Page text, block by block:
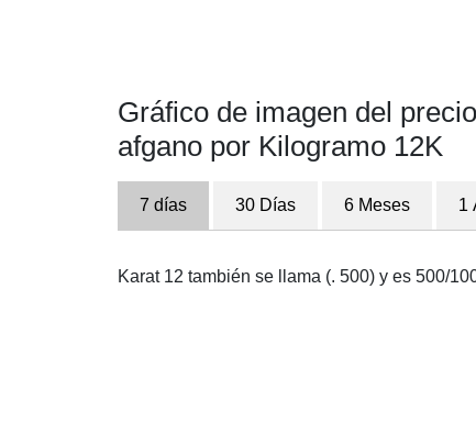
Gráfico de imagen del
afgano por Kilogramo 12K
7 días 30 Días 6 Meses 1
Karat 12 también se llama (. 500) y es 500/